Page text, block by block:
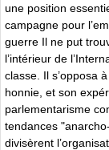
une position
campagne pour
guerre Il ne put
l’intérieur de
classe. Il s’opposa
honnie, et son
parlementarisme
tendances
divisèrent